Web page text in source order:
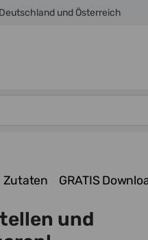
Deutschland und Österreich
Zutaten GRATIS
und